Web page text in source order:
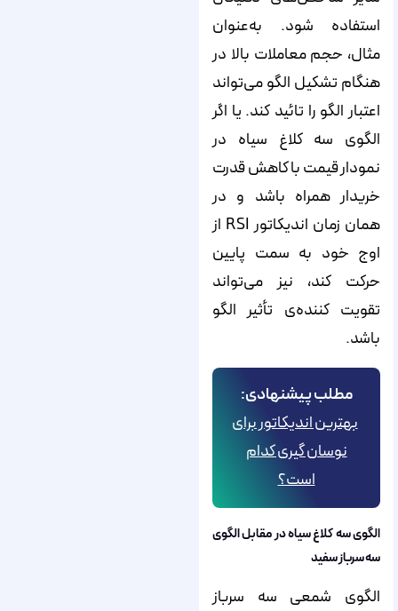
استفاده شود. به‌عنوان
مثال، حجم معاملات بالا در
هنگام تشکیل الگو می‌تواند
اعتبار الگو را تائید کند. یا اگر
الگوی سه کلاغ سیاه در
نمودار قیمت با کاهش قدرت
خریدار همراه باشد و در
همان زمان اندیکاتور RSI از
اوج خود به سمت پایین
حرکت کند، نیز می‌تواند
تقویت کننده‌ی تأثیر الگو
باشد.
مطلب پیشنهادی:
بهترین اندیکاتور برای
نوسان گیری کدام
است؟
الگوی سه کلاغ سیاه در مقابل الگوی
سه سرباز سفید
الگوی شمعی سه سرباز